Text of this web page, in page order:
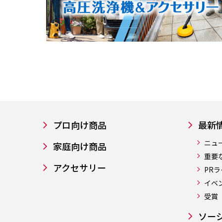
プロ向け商品
家庭向け商品
アクセサリー
最新
ニュ
重要
PR
イベ
受賞
ソー